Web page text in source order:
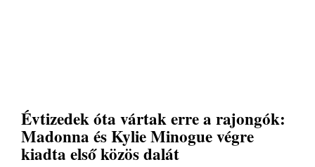
Évtizedek óta vártak erre a rajongók:
Madonna és Kylie Minogue végre
kiadta első közös dalát